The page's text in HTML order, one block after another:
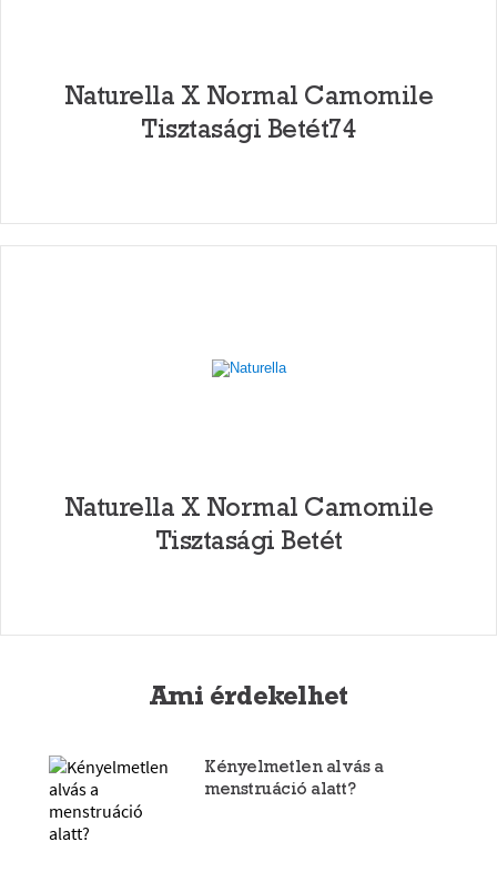
Naturella X Normal Camomile
Tisztasági Betét74
Naturella X Normal Camomile
Tisztasági Betét
Ami érdekelhet
Kényelmetlen alvás a
menstruáció alatt?